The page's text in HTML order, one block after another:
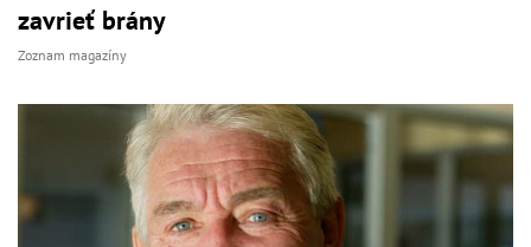
zavrieť brány
Zoznam magazíny